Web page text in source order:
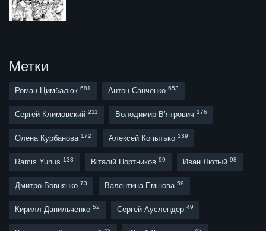
Метки
Роман Цимбалюк 681 Антон Санченко 653
Сергей Климовский 211 Володимир В’ятрович 176
Олена Курбанова 172 Алексей Копытько 139
Ramis Yunus 138 Віталій Портников 99 Иван Лютый 98
Дмитро Вовнянко 73 Валентина Емінова 59
Кирилл Данильченко 52 Сергей Ауслендер 49